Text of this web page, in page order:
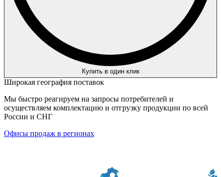
Купить в один клик
Широкая география поставок
Мы быстро реагируем на запросы потребителей и
осуществляем комплектацию и отгрузку продукции по всей
России и СНГ
Офисы продаж в регионах